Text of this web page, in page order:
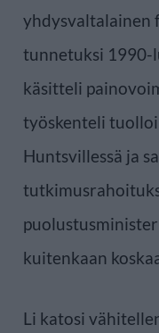
yhdysvaltalainen
tunnetuksi 1990-
käsitteli
työskenteli
Huntsvillessä ja
kuitenkaan
Li katosi